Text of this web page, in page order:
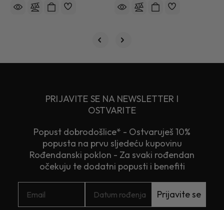
PRIJAVITE SE NA NEWSLETTER I
OSTVARITE
Popust dobrodošlice* - Ostvaruješ 10%
popusta na prvu sljedeću kupovinu
Rođendanski poklon - Za svaki rođendan
očekuju te dodatni popusti i benefiti
Prijavite se